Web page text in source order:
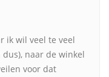
ik wil veel te veel
naar de winkel
voor dat